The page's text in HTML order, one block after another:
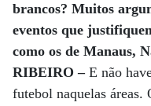
brancos? Muitos
eventos que
como os de Manaus,
RIBEIRO –E não
futebol naquelas áreas.